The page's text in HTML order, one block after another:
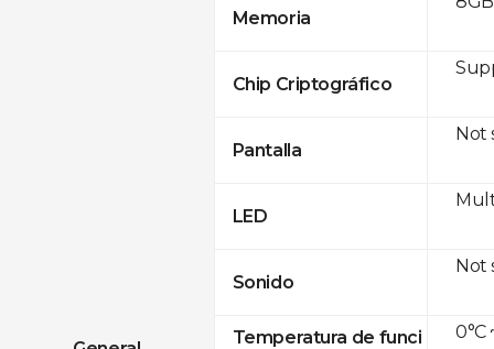
Memoria
Chip Criptográfico
Pantalla
LED
Sonido
Temperatura de funci
Not
Not
0°C